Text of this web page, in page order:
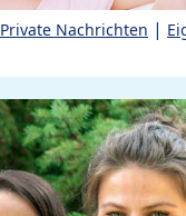
Private Nachrichten |